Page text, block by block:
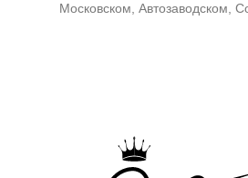
Московском, Автозаводском,